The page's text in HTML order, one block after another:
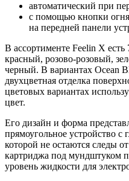
автоматический при
с помощью кнопки
на передней панели
В ассортименте Feelin X
красный, розово-розовый,
черный. В вариантах Ocean
двухцветная отделка
цветовых вариантах
цвет.
Его дизайн и форма
прямоугольное устройство с
которой не остаются следы
картриджа под мундштуком
уровень жидкости для